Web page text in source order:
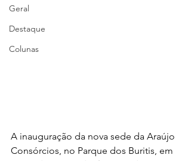
Geral
Destaque
Colunas
A inauguração da nova sede da Araújo
Consórcios, no Parque dos Buritis, em